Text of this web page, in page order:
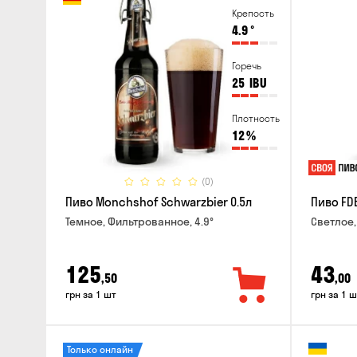
Крепость
4.9°
Горечь
25 IBU
Плотность
12%
(0)
Пиво Monchshof Schwarzbier 0.5л
Темное, Фильтрованное, 4.9°
125,50
грн за 1 шт
Пиво
43,00
грн за 1
Только онлайн